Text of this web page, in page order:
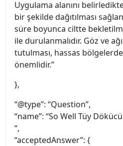
Uygulama alanını
bir şekilde dağıtılması
süre boyunca ciltte
ile durulanmalıdır. Göz ve
tutulması, hassas
önemlidir.”
},
“@type”: “Question”,
“name”: “So Well Tüy
“,
“acceptedAnswer”: {